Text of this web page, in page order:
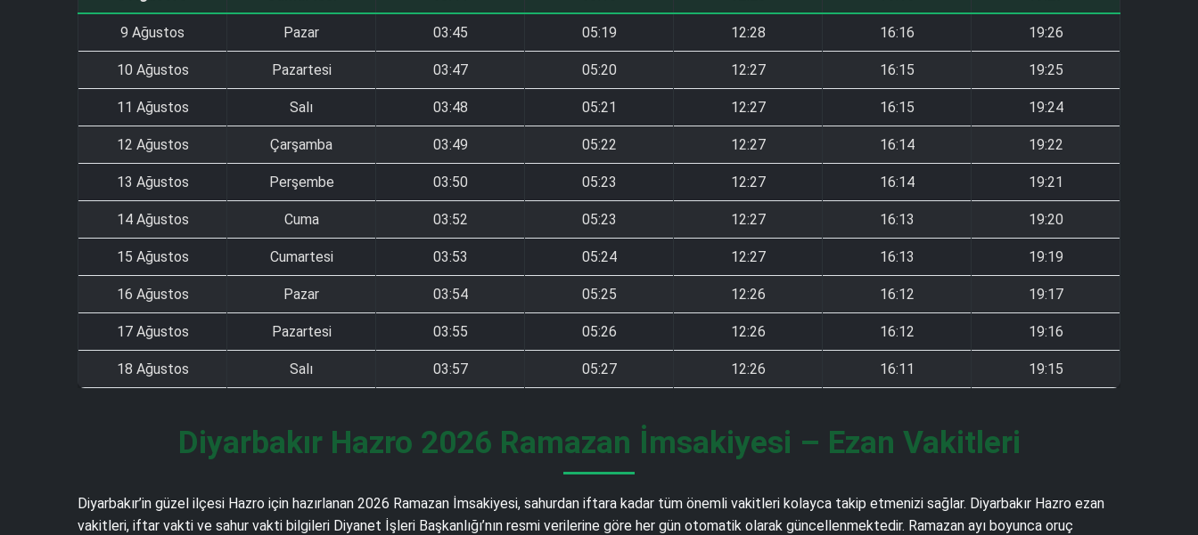
9 Ağustos Pazar 03:45 05:19 12:28 16:16 19:26
10 Ağustos Pazartesi 03:47 05:20 12:27 16:15 19:25
11 Ağustos Salı 03:48 05:21 12:27 16:15 19:24
12 Ağustos Çarşamba 03:49 05:22 12:27 16:14 19:22
13 Ağustos Perşembe 03:50 05:23 12:27 16:14 19:21
14 Ağustos Cuma 03:52 05:23 12:27 16:13 19:20
15 Ağustos Cumartesi 03:53 05:24 12:27 16:13 19:19
16 Ağustos Pazar 03:54 05:25 12:26 16:12 19:17
17 Ağustos Pazartesi 03:55 05:26 12:26 16:12 19:16
18 Ağustos Salı 03:57 05:27 12:26 16:11 19:15
Diyarbakır Hazro 2026 Ramazan İmsakiyesi – Ezan Vakitleri
Diyarbakır’in güzel ilçesi Hazro için hazırlanan 2026 Ramazan İmsakiyesi, sahurdan iftara kadar tüm önemli vakitleri kolayca takip etmenizi sağlar. Diyarbakır Hazro ezan
vakitleri, iftar vakti ve sahur vakti bilgileri Diyanet İşleri Başkanlığı’nın resmi verilerine göre her gün otomatik olarak güncellenmektedir. Ramazan ayı boyunca oruç